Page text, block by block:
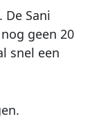
Sani
geen 20
snel een